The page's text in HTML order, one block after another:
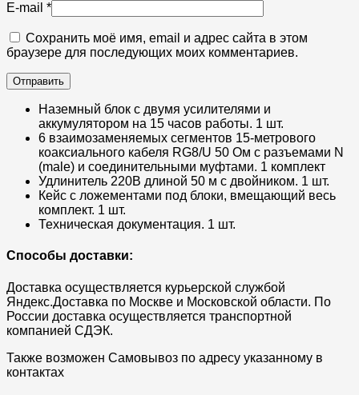
E-mail *
Сохранить моё имя, email и адрес сайта в этом
браузере для последующих моих комментариев.
Наземный блок с двумя усилителями и
аккумулятором на 15 часов работы. 1 шт.
6 взаимозаменяемых сегментов 15-метрового
коаксиального кабеля RG8/U 50 Ом с разъемами N
(male) и соединительными муфтами. 1 комплект
Удлинитель 220В длиной 50 м с двойником. 1 шт.
Кейс с ложементами под блоки, вмещающий весь
комплект. 1 шт.
Техническая документация. 1 шт.
Способы доставки:
Доставка осуществляется курьерской службой
Яндекс.Доставка по Москве и Московской области. По
России доставка осуществляется транспортной
компанией СДЭК.
Также возможен Самовывоз по адресу указанному в
контактах